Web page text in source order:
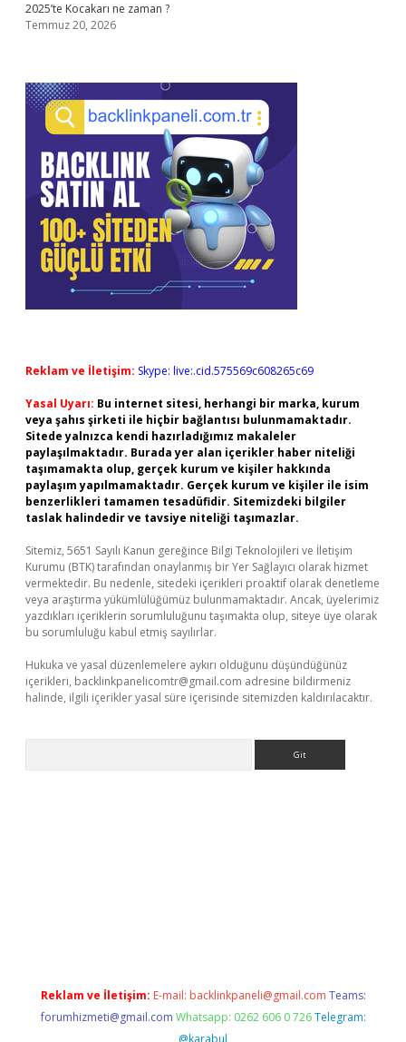
2025’te Kocakarı ne zaman ?
Temmuz 20, 2026
Reklam ve İletişim: Skype: live:.cid.575569c608265c69
Yasal Uyarı: Bu internet sitesi, herhangi bir marka, kurum
veya şahıs şirketi ile hiçbir bağlantısı bulunmamaktadır.
Sitede yalnızca kendi hazırladığımız makaleler
paylaşılmaktadır. Burada yer alan içerikler haber niteliği
taşımamakta olup, gerçek kurum ve kişiler hakkında
paylaşım yapılmamaktadır. Gerçek kurum ve kişiler ile isim
benzerlikleri tamamen tesadüfidir. Sitemizdeki bilgiler
taslak halindedir ve tavsiye niteliği taşımazlar.
Sitemiz, 5651 Sayılı Kanun gereğince Bilgi Teknolojileri ve İletişim
Kurumu (BTK) tarafından onaylanmış bir Yer Sağlayıcı olarak hizmet
vermektedir. Bu nedenle, sitedeki içerikleri proaktif olarak denetleme
veya araştırma yükümlülüğümüz bulunmamaktadır. Ancak, üyelerimiz
yazdıkları içeriklerin sorumluluğunu taşımakta olup, siteye üye olarak
bu sorumluluğu kabul etmiş sayılırlar.
Hukuka ve yasal düzenlemelere aykırı olduğunu düşündüğünüz
içerikleri, backlinkpanelicomtr@gmail.com adresine bildirmeniz
halinde, ilgili içerikler yasal süre içerisinde sitemizden kaldırılacaktır.
Reklam ve İletişim: E-mail: backlinkpaneli@gmail.com Teams:
forumhizmeti@gmail.com Whatsapp: 0262 606 0 726 Telegram:
@karabul